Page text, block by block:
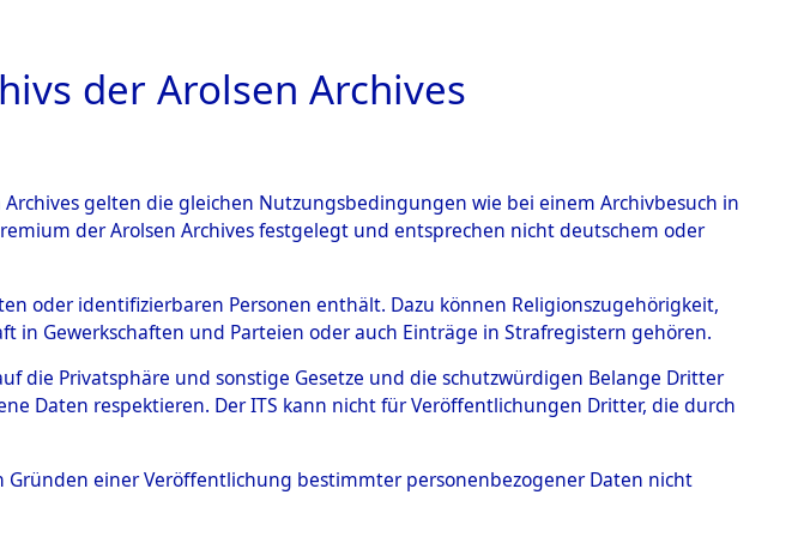
ÜBERSICHT BILD
der Routen von
Feststellung der Anzahl unbekannter
und der Ort ihrer Grablegungen:
→0005 (84628521)
der Arolsen Archives
gelten die gleichen Nutzungsbedingungen wie bei einem Archivbesuch in
der Arolsen Archives festgelegt und entsprechen nicht deutschem oder
oder identifizierbaren Personen enthält. Dazu können Religionszugehörigkeit,
Gewerkschaften und Parteien oder auch Einträge in Strafregistern gehören.
die Privatsphäre und sonstige Gesetze und die schutzwürdigen Belange Dritter
Daten respektieren. Der ITS kann nicht für Veröffentlichungen Dritter, die durch
einer Veröffentlichung bestimmter personenbezogener Daten nicht